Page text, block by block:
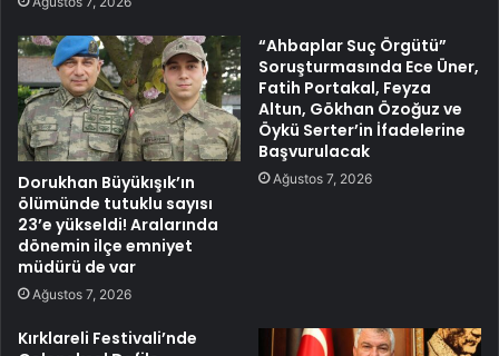
Dorukhan Büyükışık’ın
ölümünde tutuklu sayısı
23’e yükseldi! Aralarında
dönemin ilçe emniyet
müdürü de var
Ağustos 7, 2026
“Ahbaplar Suç Örgütü”
Soruşturmasında Ece Üner,
Fatih Portakal, Feyza
Altun, Gökhan Özoğuz ve
Öykü Serter’in İfadelerine
Başvurulacak
Ağustos 7, 2026
Kırklareli Festivali’nde